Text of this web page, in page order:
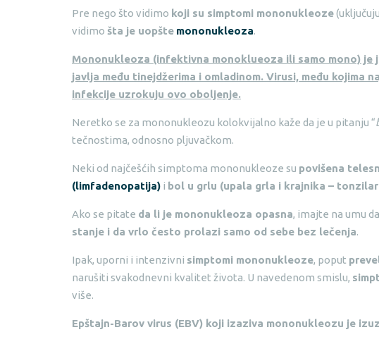
Pre nego što vidimo koji su simptomi mononukleoze
vidimo šta je uopšte mononukleoza.
Mononukleoza (infektivna monoklueoza ili samo mono) je
javlja među tinejdžerima i omladinom. Virusi, među kojima
infekcije uzrokuju ovo oboljenje.
Neretko se za mononukleozu kolokvijalno kaže da je u pitanju “
tečnostima, odnosno pljuvačkom.
Neki od najčešćih simptoma mononukleoze su povišena
(limfadenopatija) i bol u grlu (upala grla i krajnika –
Ako se pitate da li je mononukleoza opasna, imajte na umu da
stanje i da vrlo često prolazi samo od sebe bez lečenja.
Ipak, uporni i intenzivni simptomi mononukleoze, poput
narušiti svakodnevni kvalitet života. U navedenom smislu,
više.
Epštajn-Barov virus (EBV) koji izaziva mononukleozu je